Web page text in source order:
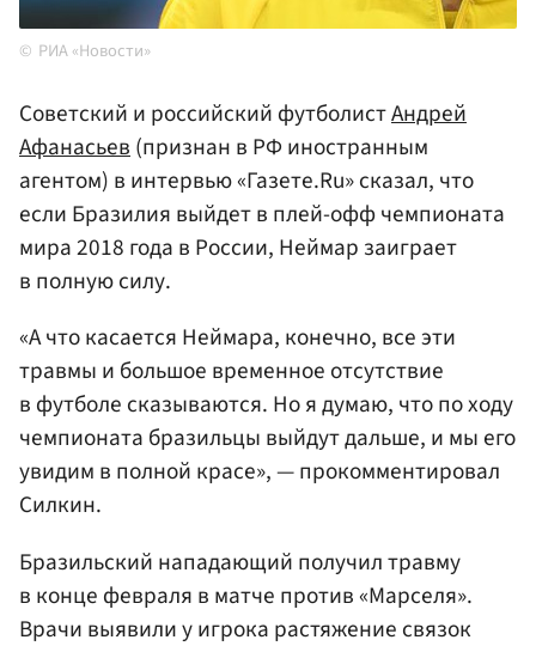
РИА «Новости»
Советский и российский футболистАндрей
Афанасьев(признан в РФ иностранным
агентом) в интервью «Газете.Ru» сказал, что
если Бразилия выйдет в плей-офф чемпионата
мира 2018 года в России, Неймар заиграет
в полную силу.
«А что касается Неймара, конечно, все эти
травмы и большое временное отсутствие
в футболе сказываются. Но я думаю, что по ходу
чемпионата бразильцы выйдут дальше, и мы его
увидим в полной красе», — прокомментировал
Силкин.
Бразильский нападающий получил травму
в конце февраля в матче против «Марселя».
Врачи выявили у игрока растяжение связок